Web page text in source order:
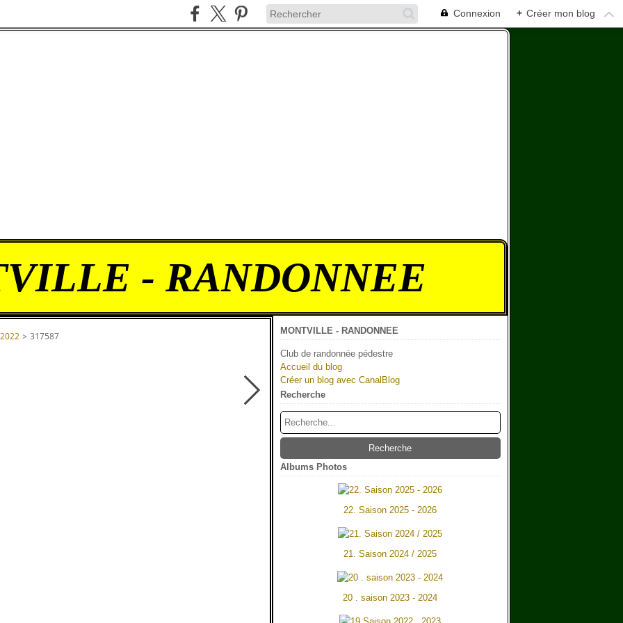
Connexion + Créer mon blog
- RANDONNEE
> 317587 MONTVILLE - RANDONNEE
Club de randonnée pédestre
Accueil du blog
Créer un blog avec CanalBlog
Recherche
Albums Photos
22. Saison 2025 - 2026
21. Saison 2024 / 2025
20 . saison 2023 - 2024